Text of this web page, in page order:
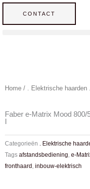
Ga
CONTACT
Home / . Elektrische haarden .
Faber e-Matrix Mood 800/
I
Categorieën . Elektrische
Tags afstandsbediening e-
fronthaard inbouw-elektrisch